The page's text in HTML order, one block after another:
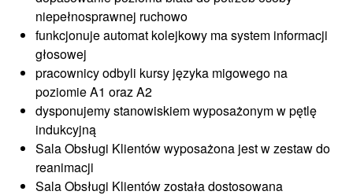
niepełnosprawnej ruchowo
funkcjonuje automat kolejkowy ma system informacji
głosowej
pracownicy odbyli kursy języka migowego na
poziomie A1 oraz A2
dysponujemy stanowiskiem wyposażonym w pętlę
indukcyjną
Sala Obsługi Klientów wyposażona jest w zestaw do
reanimacji
Sala Obsługi Klientów została dostosowana